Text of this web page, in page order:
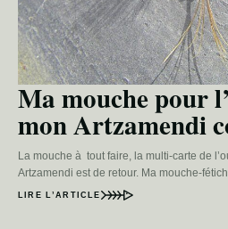
Ma mouche pour
mon Artzamendi
La mouche à tout faire, la multi-carte de
Artzamendi est de retour. Ma mouche-
LIRE L’ARTICLE